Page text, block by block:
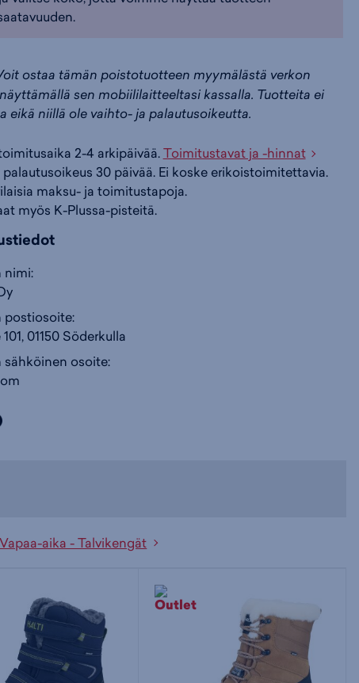
ä
ostaa tämän poistotuotteen myymälästä verkon
sen mobiililaitteeltasi kassalla. Tuotteita ei
eikä niillä ole vaihto- ja palautusoikeutta.
2-4 arkipäivää.Toimitustavat ja -hinnat
30 päivää. Ei koske erikoistoimitettavia.
maksu- ja toimitustapoja.
myös K-Plussa-pisteitä.
nimi:
postiosoite:
01150 Söderkulla
sähköinen osoite:
Vapaa-aika - Talvikengät